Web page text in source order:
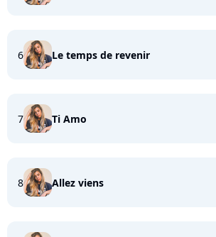
6 Le temps de revenir
7 Ti Amo
8 Allez viens